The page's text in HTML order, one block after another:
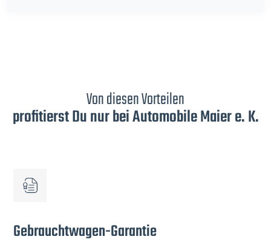
Von diesen Vorteilen
profitierst Du nur bei Automobile Maier e. K.
Gebrauchtwagen-Garantie